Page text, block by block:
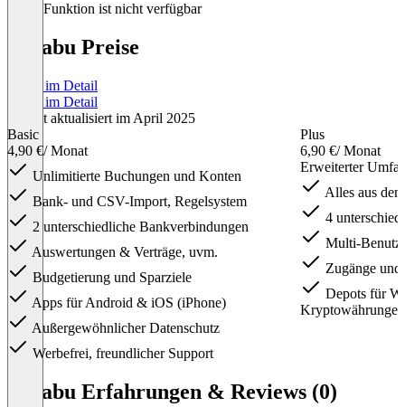
Diese Funktion ist nicht verfügbar
hahabu Preise
Preise im Detail
Preise im Detail
Zuletzt aktualisiert im April 2025
Basic
4,90 €/ Monat
Unlimitierte Buchungen und Konten
Bank- und CSV-Import, Regelsystem
2 unterschiedliche Bankverbindungen
Auswertungen & Verträge, uvm.
Budgetierung und Sparziele
Apps für Android & iOS (iPhone)
Außergewöhnlicher Datenschutz
Werbefrei, freundlicher Support
Plus
6,90 €/ Monat
Erweiterter
Alles aus
4
Multi-
Zugänge
Depots für
Kryptowährungen
hahabu Erfahrungen & Reviews (0)